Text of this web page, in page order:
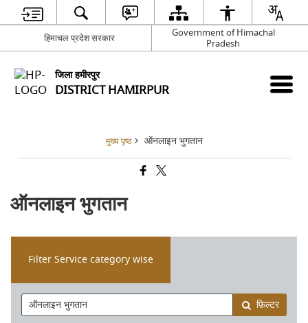
हिमाचल प्रदेश सरकार
Government of Himachal
Pradesh
जिला हमीरपुर
DISTRICT HAMIRPUR
मुख्य पृष्ठ ऑनलाइन भुगतान
ऑनलाइन भुगतान
Filter Service category wise
फ़िल्टर